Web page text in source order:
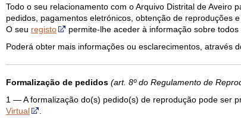
Todo o seu relacionamento com o Arquivo Distrital de Aveiro
pedidos, pagamentos eletrónicos, obtenção de reproduções
O seu registo
permite-lhe aceder à informação sobre todos
Poderá obter mais informações ou esclarecimentos, através
Formalização de pedidos (art. 8º do Regulamento de
1 — A formalização do(s) pedido(s) de reprodução pode ser
Virtual